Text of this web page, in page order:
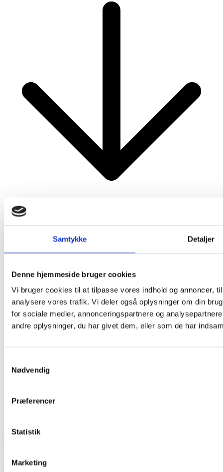
Samtykke Detaljer
Denne hjemmeside bruger cookies
Vi bruger cookies til at tilpasse vores indhold og annoncer,
analysere vores trafik. Vi deler også oplysninger om din
for sociale medier, annonceringspartnere og
andre oplysninger, du har givet dem, eller som de har
Nødvendig
Præferencer
Statistik
Marketing
Mest Læste
TEAM OUT & ABOUT:
SE VORT FASTE TEAM HER